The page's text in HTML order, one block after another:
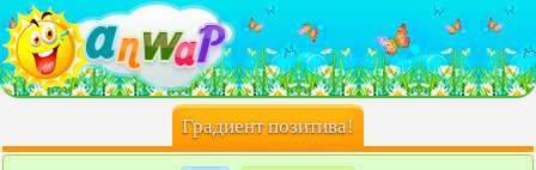
Градиент позитива!